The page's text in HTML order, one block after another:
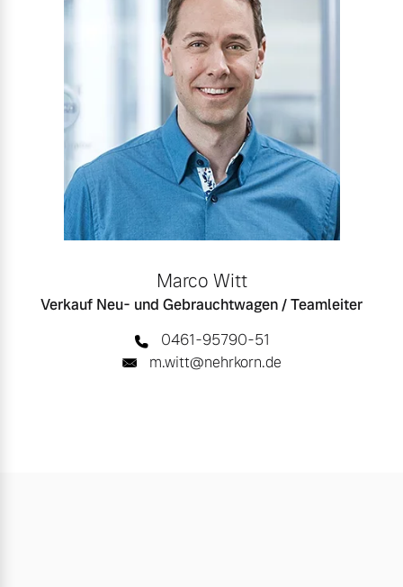
Marco Witt
Verkauf Neu- und Gebrauchtwagen / Teamleiter
0461-95790-51
m.witt@nehrkorn.de